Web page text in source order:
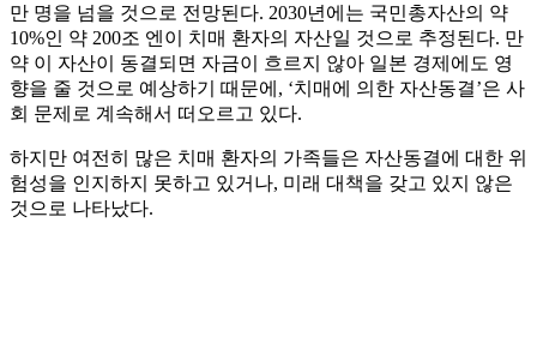
만 명을 넘을 것으로 전망된다. 2030년에는 국민총자산의 약
10%인 약 200조 엔이 치매 환자의 자산일 것으로 추정된다. 만
약 이 자산이 동결되면 자금이 흐르지 않아 일본 경제에도 영
향을 줄 것으로 예상하기 때문에, ‘치매에 의한 자산동결’은 사
회 문제로 계속해서 떠오르고 있다.
하지만 여전히 많은 치매 환자의 가족들은 자산동결에 대한 위
험성을 인지하지 못하고 있거나, 미래 대책을 갖고 있지 않은
것으로 나타났다.